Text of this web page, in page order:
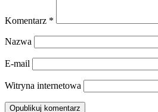
Komentarz *
Nazwa
E-mail
Witryna internetowa